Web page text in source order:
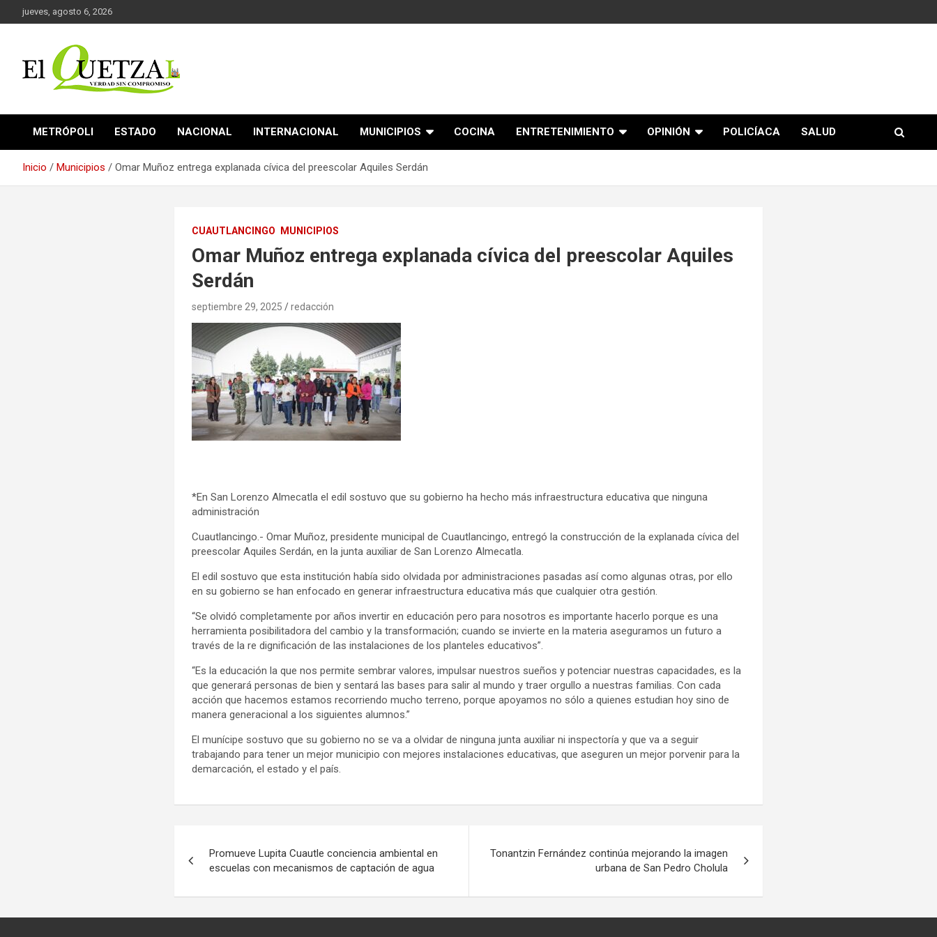
Saltar
al
jueves, agosto 6, 2026
El Quetzal de Cholula
METRÓPOLI ESTADO NACIONAL INTERNACIONAL MUNICIPIOS COCINA ENTRETENIMIENTO OPINIÓN POLICÍACA SALUD
Inicio Municipios Omar Muñoz entrega explanada cívica del preescolar Aquiles Serdán
CUAUTLANCINGO MUNICIPIOS
Omar Muñoz entrega explanada cívica del preescolar Aquiles
Serdán
septiembre 29, 2025 redacción
*En San Lorenzo Almecatla el edil sostuvo que su gobierno ha hecho más infraestructura educativa que ninguna
administración
Cuautlancingo.- Omar Muñoz, presidente municipal de Cuautlancingo, entregó la construcción de la explanada cívica del
preescolar Aquiles Serdán, en la junta auxiliar de San Lorenzo Almecatla.
El edil sostuvo que esta institución había sido olvidada por administraciones pasadas así como algunas otras, por ello
en su gobierno se han enfocado en generar infraestructura educativa más que cualquier otra gestión.
“Se olvidó completamente por años invertir en educación pero para nosotros es importante hacerlo porque es una
herramienta posibilitadora del cambio y la transformación; cuando se invierte en la materia aseguramos un futuro a
través de la re dignificación de las instalaciones de los planteles educativos”.
“Es la educación la que nos permite sembrar valores, impulsar nuestros sueños y potenciar nuestras capacidades, es la
que generará personas de bien y sentará las bases para salir al mundo y traer orgullo a nuestras familias. Con cada
acción que hacemos estamos recorriendo mucho terreno, porque apoyamos no sólo a quienes estudian hoy sino de
manera generacional a los siguientes alumnos.”
El munícipe sostuvo que su gobierno no se va a olvidar de ninguna junta auxiliar ni inspectoría y que va a seguir
trabajando para tener un mejor municipio con mejores instalaciones educativas, que aseguren un mejor porvenir para la
demarcación, el estado y el país.
de
entradas
Promueve Lupita Cuautle conciencia ambiental en
escuelas con mecanismos de captación de agua
Tonantzin Fernández continúa mejorando la imagen
urbana de San Pedro Cholula